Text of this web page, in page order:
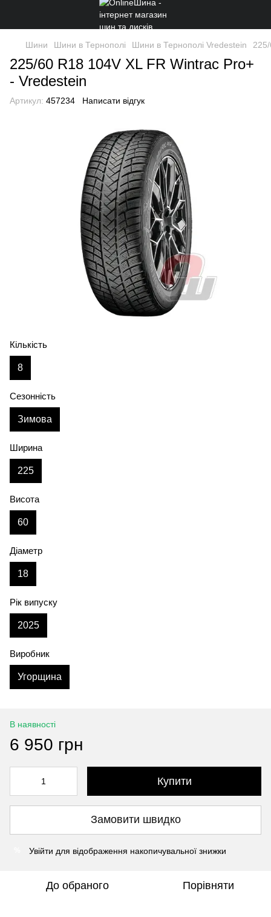
Шини Шини в Тернополі Шини в Тернополі Vredestein
225/60 R18 104V XL FR Wintrac Pro+
- Vredestein
Артикул: 457234 Написати відгук
Кількість
8
Сезонність
Зимова
Ширина
225
Висота
60
Діаметр
18
Рік випуску
2025
Виробник
Угорщина
В наявності
6 950 грн
Купити
Замовити швидко
Увійти для відображення накопичувальної знижки
До обраного Порівняти